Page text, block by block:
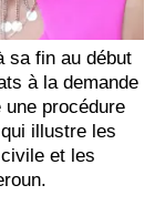
sa fin au début
à la demande
procédure
illustre les
et les